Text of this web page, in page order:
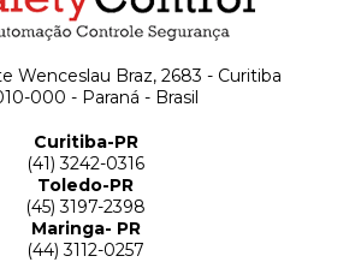
Wenceslau Braz, 2683 - Curitiba
000 - Paraná - Brasil
Curitiba-PR
(41) 3242-0316
Toledo-PR
(45) 3197-2398
Maringa- PR
(44) 3112-0257